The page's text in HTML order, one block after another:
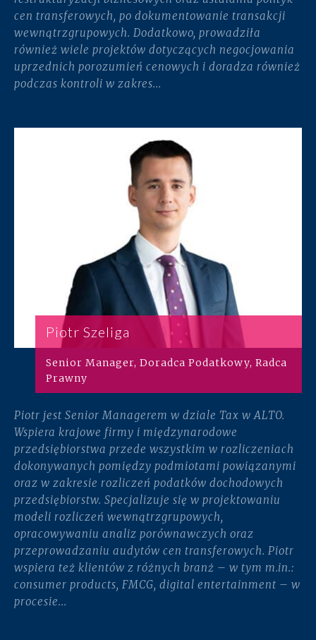
cen transferowych, po dokumentowanie transakcji
wewnątrzgrupowych. Dodatkowo, prowadziła
również wiele projektów dotyczących negocjowania
uprzednich porozumień cenowych i doradza również
podczas kontroli w zakres...
Piotr Szeliga
Senior Manager, Doradca Podatkowy, Radca
Prawny
Piotr jest Senior Managerem w dziale Tax w ALTO.
Wspiera krajowe firmy i międzynarodowe
przedsiębiorstwa przede wszystkim w rozliczeniach
dokonywanych pomiędzy podmiotami powiązanymi
oraz w zakresie rozliczeń podatków dochodowych
przedsiębiorstw. Specjalizuje się w projektowaniu
modeli rozliczeń wewnątrzgrupowych,
opracowywaniu analiz porównawczych oraz
przeprowadzaniu audytów cen transferowych. Piotr
wspiera też klientów z różnych branż – w tym m.in.:
consumer products, FMCG, digital entertainment – w
procesie...